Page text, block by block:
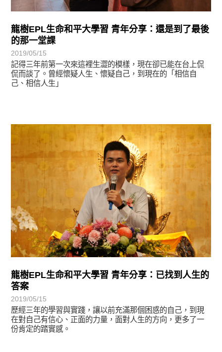
龍樹EPL生命和平大學習 青年分享：還是到了最後
的那一堂課
2019/05/15
記得三年前第一次來這裡生澀的模樣，現在卻已能在台上侃
侃而談了。曾經懷疑人生、懷疑自己，到現在的「相信自
己、相信人生」
龍樹EPL生命和平大學習 青年分享：已找到人生的
答案
2019/05/15
歷經三年的學習與實踐，讓以前充滿那個困惑的自己，到現
在對自己有信心、正面的力量，面對人生的方向，更多了一
份肯定的踏實感。
學習分享